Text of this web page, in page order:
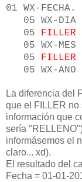
01 WX-FECHA.
05 WX-DIA
05 FILLER
05 WX-MES
05 FILLER
05 WX-ANO
La diferencia del
que el FILLER no
información que
sería
informásemos el
claro... xd).
El resultado del
Fecha = 01-01-